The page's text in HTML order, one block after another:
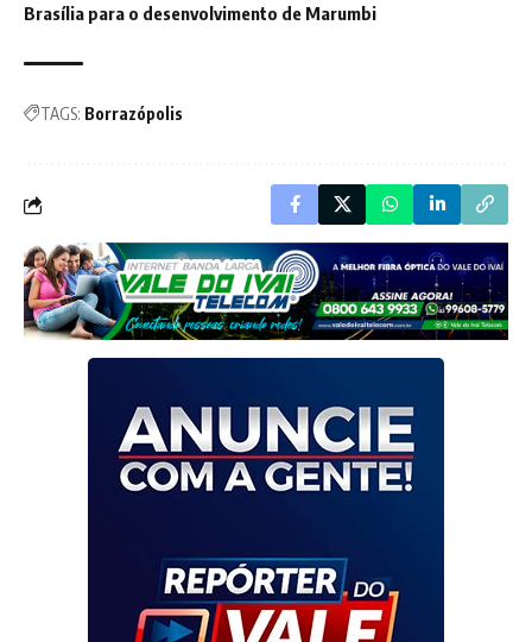
Brasília para o desenvolvimento de Marumbi
TAGS: Borrazópolis